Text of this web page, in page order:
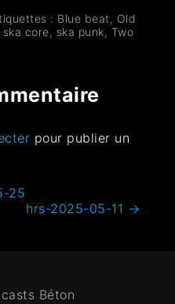
: Blue beat , Old
ska core, ska punk, Two
pour publier un
25
hrs-2025-05-11 →
Béton